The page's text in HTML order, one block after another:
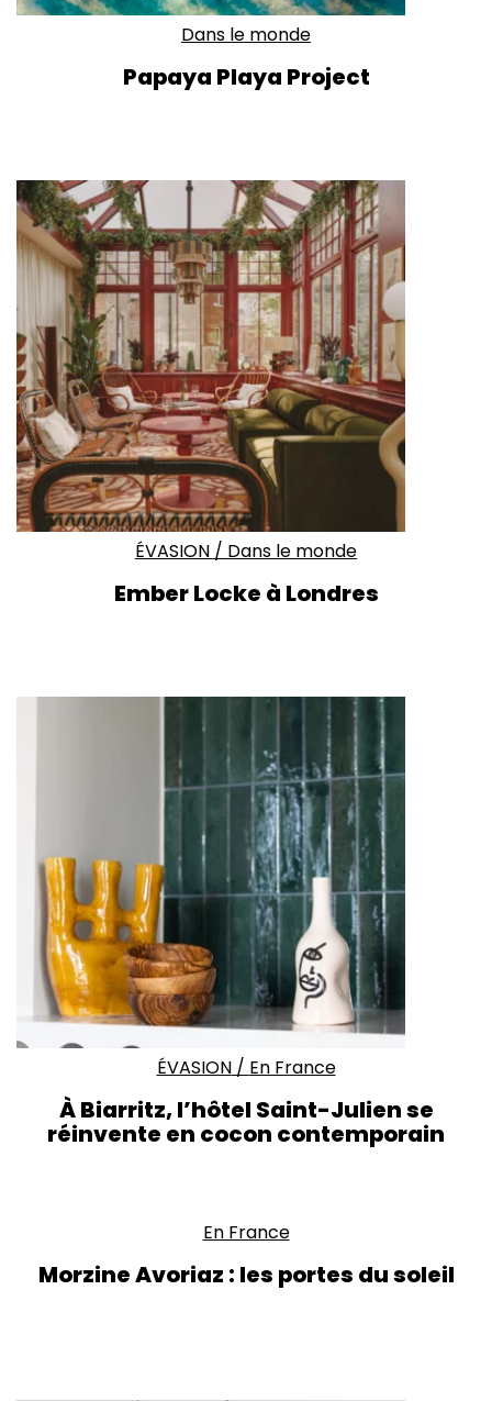
Dans le monde
Papaya Playa Project
ÉVASION / Dans le monde
Ember Locke à Londres
ÉVASION/ En France
À Biarritz, l’hôtel Saint-Julien se
réinvente en cocon contemporain
En France
Morzine Avoriaz : les portes du soleil